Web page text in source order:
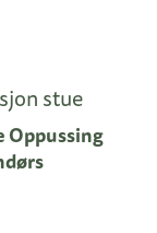
stue
Oppussing